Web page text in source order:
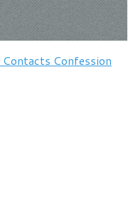
Contacts Confession